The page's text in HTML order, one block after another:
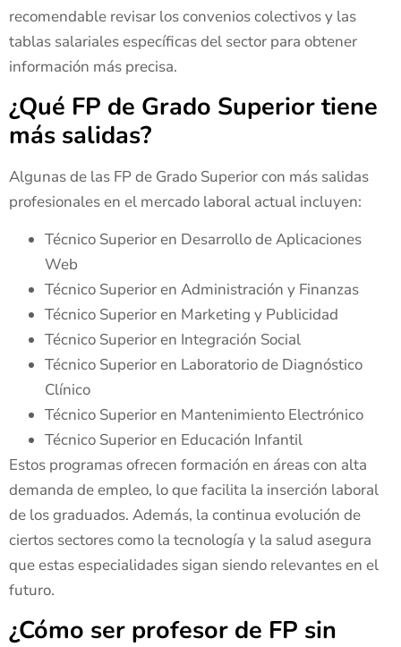
recomendable revisar los convenios colectivos y las
tablas salariales específicas del sector para obtener
información más precisa.
¿Qué FP de Grado Superior tiene
más salidas?
Algunas de las FP de Grado Superior con más salidas
profesionales en el mercado laboral actual incluyen:
Técnico Superior en Desarrollo de Aplicaciones
Web
Técnico Superior en Administración y Finanzas
Técnico Superior en Marketing y Publicidad
Técnico Superior en Integración Social
Técnico Superior en Laboratorio de Diagnóstico
Clínico
Técnico Superior en Mantenimiento Electrónico
Técnico Superior en Educación Infantil
Estos programas ofrecen formación en áreas con alta
demanda de empleo, lo que facilita la inserción laboral
de los graduados. Además, la continua evolución de
ciertos sectores como la tecnología y la salud asegura
que estas especialidades sigan siendo relevantes en el
futuro.
¿Cómo ser profesor de FP sin